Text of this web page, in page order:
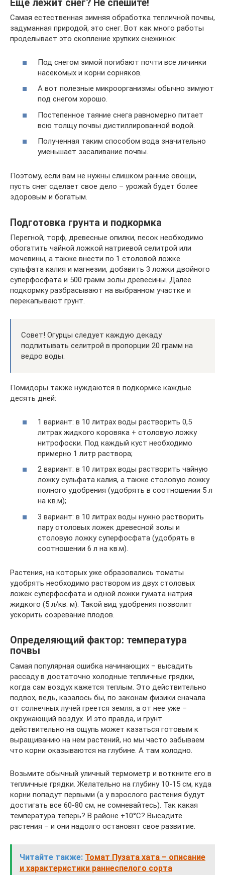
Еще лежит снег? Не спешите!
Самая естественная зимняя обработка тепличной почвы,
задуманная природой, это снег. Вот как много работы
проделывает это скопление хрупких снежинок:
Под снегом зимой погибают почти все личинки
насекомых и корни сорняков.
А вот полезные микроорганизмы обычно зимуют
под снегом хорошо.
Постепенное таяние снега равномерно питает
всю толщу почвы дистиллированной водой.
Полученная таким способом вода значительно
уменьшает засаливание почвы.
Поэтому, если вам не нужны слишком ранние овощи,
пусть снег сделает свое дело – урожай будет более
здоровым и богатым.
Подготовка грунта и подкормка
Перегной, торф, древесные опилки, песок необходимо
обогатить чайной ложкой натриевой селитрой или
мочевины, а также внести по 1 столовой ложке
сульфата калия и магнезии, добавить 3 ложки двойного
суперфосфата и 500 грамм золы древесины. Далее
подкормку разбрасывают на выбранном участке и
перекапывают грунт.
Совет! Огурцы следует каждую декаду
подпитывать селитрой в пропорции 20 грамм на
ведро воды.
Помидоры также нуждаются в подкормке каждые
десять дней:
1 вариант: в 10 литрах воды растворить 0,5
литрах жидкого коровяка + столовую ложку
нитрофоски. Под каждый куст необходимо
примерно 1 литр раствора;
2 вариант: в 10 литрах воды растворить чайную
ложку сульфата калия, а также столовую ложку
полного удобрения (удобрять в соотношении 5 л
на кв.м);
3 вариант: в 10 литрах воды нужно растворить
пару столовых ложек древесной золы и
столовую ложку суперфосфата (удобрять в
соотношении 6 л на кв.м).
Растения, на которых уже образовались томаты
удобрять необходимо раствором из двух столовых
ложек суперфосфата и одной ложки гумата натрия
жидкого (5 л/кв. м). Такой вид удобрения позволит
ускорить созревание плодов.
Определяющий фактор: температура
почвы
Самая популярная ошибка начинающих – высадить
рассаду в достаточно холодные тепличные грядки,
когда сам воздух кажется теплым. Это действительно
подвох, ведь, казалось бы, по законам физики сначала
от солнечных лучей греется земля, а от нее уже –
окружающий воздух. И это правда, и грунт
действительно на ощупь может казаться готовым к
выращиванию на нем растений, но мы часто забываем
что корни оказываются на глубине. А там холодно.
Возьмите обычный уличный термометр и воткните его в
тепличные грядки. Желательно на глубину 10-15 см, куда
корни попадут первыми (а у взрослого растения будут
достигать все 60-80 см, не сомневайтесь). Так какая
температура теперь? В районе +10°С? Высадите
растения – и они надолго остановят свое развитие.
Читайте также: Томат Пузата хата – описание
и характеристики раннеспелого сорта